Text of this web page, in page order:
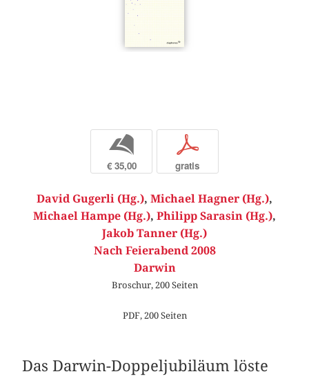
b
€ 35,00
p
gratis
David Gugerli (Hg.), Michael Hagner (Hg.),
Michael Hampe (Hg.), Philipp Sarasin (Hg.),
Jakob Tanner (Hg.)
Nach Feierabend 2008
Darwin
Broschur, 200 Seiten
PDF, 200 Seiten
Das Darwin-Doppeljubiläum löste